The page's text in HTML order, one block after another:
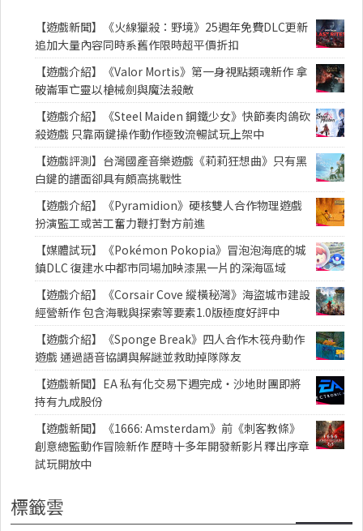
【遊戲新聞】《火線獵殺：野境》25週年免費DLC更新
追加大量內容同時系舊作限時超平價折扣
【遊戲介紹】《Valor Mortis》第一身視點類魂新作 拿
破崙軍亡靈以槍械劍與魔法殺敵
【遊戲介紹】《Steel Maiden 鋼鐵少女》快節奏肉鴿砍
殺遊戲 只靠兩鍵操作動作極致流暢試玩上架中
【遊戲評測】台灣國產音樂遊戲《莉莉狂想曲》只有黑
白鍵的譜面卻具有頗高挑戰性
【遊戲介紹】《Pyramidion》硬核雙人合作物理遊戲
扮演監工或苦工奮力鞭打對方前進
【媒體試玩】《Pokémon Pokopia》冒泡泡海底的城
鎮DLC 復建水中都市同場加映漆黑一片的深海區域
【遊戲介紹】《Corsair Cove 縱橫秘灣》海盜城市建設
經營新作 包含海戰與探索等要素1.0版極度好評中
【遊戲介紹】《Sponge Break》四人合作木筏舟動作
遊戲 通過語音協調與解謎並救助掉隊隊友
【遊戲新聞】EA 私有化交易下週完成・沙地財團即將
持有九成股份
【遊戲新聞】《1666: Amsterdam》前《刺客教條》
創意總監動作冒險新作 歷時十多年開發新影片釋出序章
試玩開放中
標籤雲